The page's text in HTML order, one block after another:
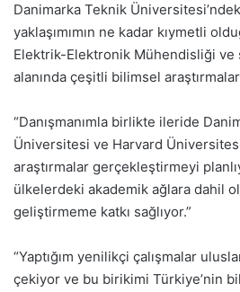
Danimarka Teknik
yaklaşımımın ne kadar kıymetli
Elektrik-Elektronik Mühendisliği ve
alanında çeşitli bilimsel araştırmalar
“Danışmanımla birlikte ileride
Üniversitesi ve Harvard
araştırmalar gerçekleştirmeyi
ülkelerdeki akademik ağlara dahil
geliştirmeme katkı sağlıyor.”
“Yaptığım yenilikçi çalışmalar
çekiyor ve bu birikimi Türkiye’nin